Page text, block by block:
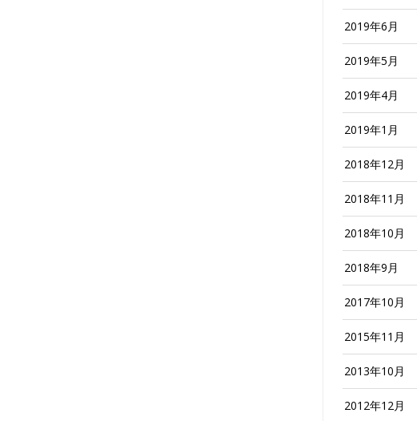
2019年6月
2019年5月
2019年4月
2019年1月
2018年12月
2018年11月
2018年10月
2018年9月
2017年10月
2015年11月
2013年10月
2012年12月